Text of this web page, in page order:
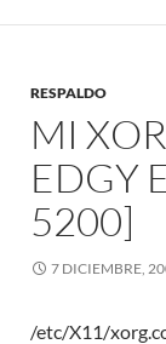
RESPALDO
MI
EDGY
5200]
7 DICIEMBRE,
/etc/X11/